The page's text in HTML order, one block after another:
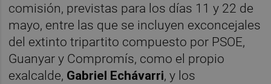
comisión, previstas para los días 11 y 22 de
mayo, entre las que se incluyen exconcejales
del extinto tripartito compuesto por PSOE,
Guanyar y Compromís, como el propio
exalcalde, Gabriel Echávarri, y los